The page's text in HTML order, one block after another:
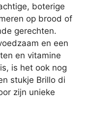
boterige
op brood of
gerechten.
en een
en vitamine
is het ook nog
stukje Brillo di
zijn unieke